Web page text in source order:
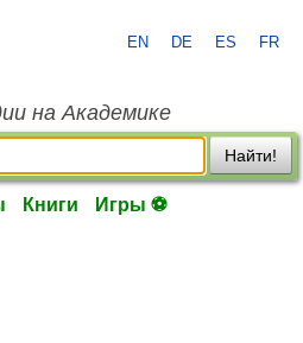
EN DE ES FR
на Академике
Найти!
Книги Игры ⚽